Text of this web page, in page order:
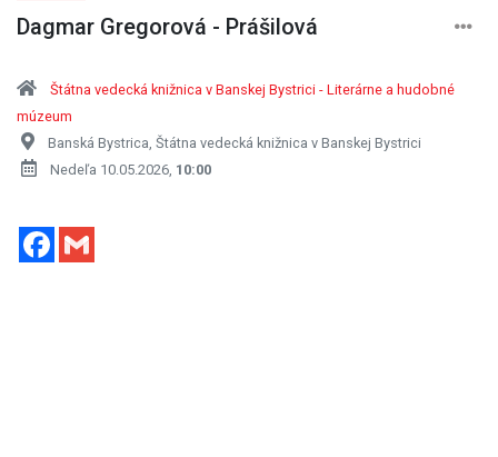
Dagmar Gregorová - Prášilová
Štátna vedecká knižnica v Banskej Bystrici - Literárne a hudobné
múzeum
Banská Bystrica, Štátna vedecká knižnica v Banskej Bystrici
Nedeľa 10.05.2026, 10:00
Facebook